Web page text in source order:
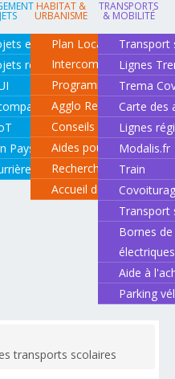
en cours
réalisés
de projets
Paysage
animale
HABITAT &
URBANISME
Plan Local d'Urbanisme
Intercommunal
Programme local de
Agglo Renov
Conseils pour rénover
Aides pour rénover
Recherche d'un
Accueil des gens du
TRANSPORTS
& MOBILITÉ
Transport
Lignes
Trema
Carte des
Lignes
Modalis.fr
Train
Transport
Bornes
électriques
Aide à
Parking
transports scolaires